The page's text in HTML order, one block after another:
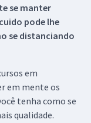
se manter
pode lhe
se distanciando
em
em mente os
tenha como se
qualidade.